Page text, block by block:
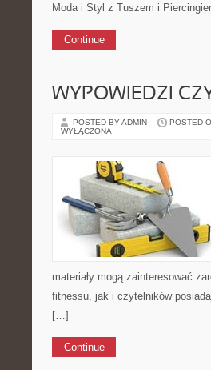
Moda i Styl z Tuszem i
Continue
WYPOWIEDZI
POSTED BY ADMIN POSTED
WYŁĄCZONA
materiały mogą zainteresować
fitnessu, jak i czytelników
[…]
Continue